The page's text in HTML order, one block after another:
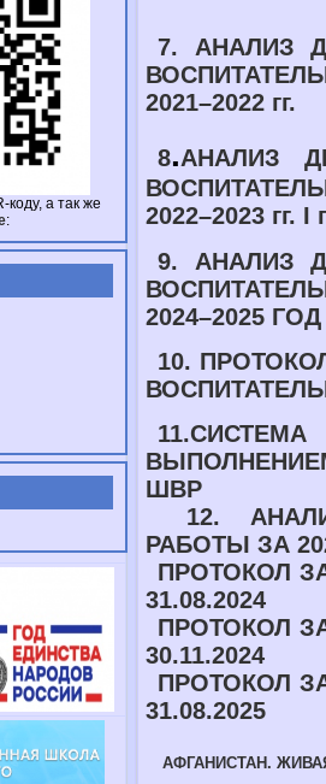
коду, а так же
:
7. АНАЛИЗ
2021–2022 гг.
8.АНАЛИЗ
2022–2023 гг. I
9. АНАЛИЗ
2024–2025 ГОД
10.
ШВР
12.
РАБОТЫ ЗА
ПРОТОКОЛ
31.08.2024
ПРОТОКОЛ
30.11.2024
ПРОТОКОЛ
31.08.2025
АФГАНИСТАН.